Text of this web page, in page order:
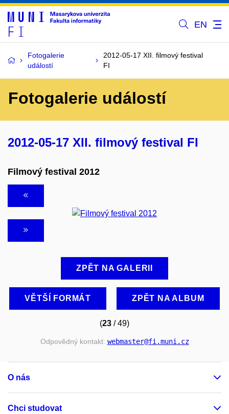
EN
Fotogalerie
událostí
2012-05-17 XII. filmový festival
FI
Fotogalerie událostí
2012-05-17 XII. filmový festival FI
Filmový festival 2012
ZPĚT NA GALERII
VĚTŠÍ FORMÁT ZPĚT NA ALBUM
(23 / 49)
Odpovědný kontakt: webmaster@fi.muni.cz
O nás
Chci studovat